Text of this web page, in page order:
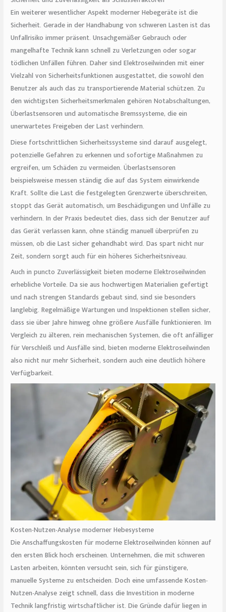
Ein weiterer wesentlicher Aspekt moderner Hebegeräte ist die
Sicherheit. Gerade in der Handhabung von schweren Lasten ist das
Unfallrisiko immer präsent. Unsachgemäßer Gebrauch oder
mangelhafte Technik kann schnell zu Verletzungen oder sogar
tödlichen Unfällen führen. Daher sind Elektroseilwinden mit einer
Vielzahl von Sicherheitsfunktionen ausgestattet, die sowohl den
Benutzer als auch das zu transportierende Material schützen. Zu
den wichtigsten Sicherheitsmerkmalen gehören Notabschaltungen,
Überlastsensoren und automatische Bremssysteme, die ein
unerwartetes Freigeben der Last verhindern.
Diese fortschrittlichen Sicherheitssysteme sind darauf ausgelegt,
potenzielle Gefahren zu erkennen und sofortige Maßnahmen zu
ergreifen, um Schäden zu vermeiden. Überlastsensoren
beispielsweise messen ständig die auf das System einwirkende
Kraft. Sollte die Last die festgelegten Grenzwerte überschreiten,
stoppt das Gerät automatisch, um Beschädigungen und Unfälle zu
verhindern. In der Praxis bedeutet dies, dass sich der Benutzer auf
das Gerät verlassen kann, ohne ständig manuell überprüfen zu
müssen, ob die Last sicher gehandhabt wird. Das spart nicht nur
Zeit, sondern sorgt auch für ein höheres Sicherheitsniveau.
Auch in puncto Zuverlässigkeit bieten moderne Elektroseilwinden
erhebliche Vorteile. Da sie aus hochwertigen Materialien gefertigt
und nach strengen Standards gebaut sind, sind sie besonders
langlebig. Regelmäßige Wartungen und Inspektionen stellen sicher,
dass sie über Jahre hinweg ohne größere Ausfälle funktionieren. Im
Vergleich zu älteren, rein mechanischen Systemen, die oft anfälliger
für Verschleiß und Ausfälle sind, bieten moderne Elektroseilwinden
also nicht nur mehr Sicherheit, sondern auch eine deutlich höhere
Verfügbarkeit.
Kosten-Nutzen-Analyse moderner Hebesysteme
Die Anschaffungskosten für moderne Elektroseilwinden können auf
den ersten Blick hoch erscheinen. Unternehmen, die mit schweren
Lasten arbeiten, könnten versucht sein, sich für günstigere,
manuelle Systeme zu entscheiden. Doch eine umfassende Kosten-
Nutzen-Analyse zeigt schnell, dass die Investition in moderne
Technik langfristig wirtschaftlicher ist. Die Gründe dafür liegen in